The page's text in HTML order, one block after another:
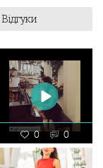
Відгуки
0 0